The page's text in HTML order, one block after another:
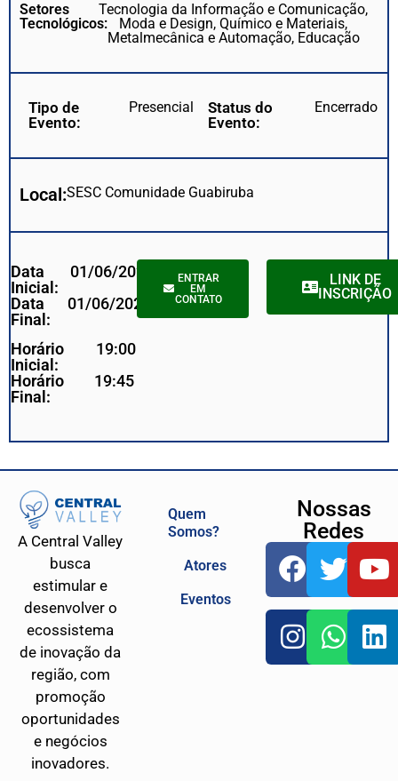
Setores
Tecnológicos:
Tecnologia da Informação e Comunicação,
Moda e Design, Químico e Materiais,
Metalmecânica e Automação, Educação
Tipo de
Evento:
Presencial
Status do
Evento:
Encerrado
Local:SESC Comunidade Guabiruba
Data
Inicial:
01/06/2026
Data
Final:
01/06/2026
Horário
Inicial:
19:00
Horário
Final:
19:45
ENTRAR
EM
CONTATO
LINK DE
INSCRIÇÃO
A Central Valley
busca
estimular e
desenvolver o
ecossistema
de inovação da
região, com
promoção
oportunidades
e negócios
inovadores.
Quem
Somos?
Atores
Eventos
Nossas
Redes